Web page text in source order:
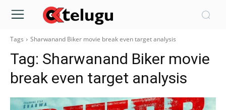
Tags Sharwanand Biker movie break even target analysis
Tag: Sharwanand Biker movie
break even target analysis